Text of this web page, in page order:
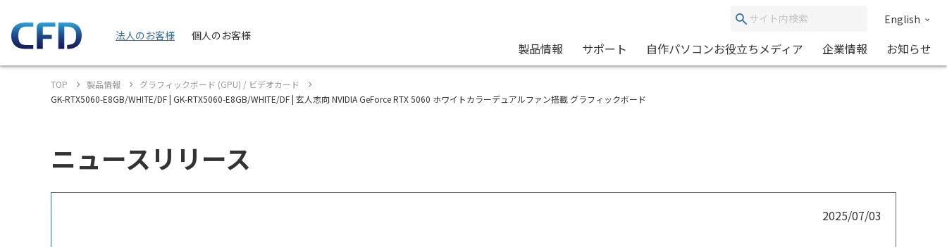
法人のお客様 個人のお客様
English
製品情報 サポート 自作パソコンお役立ちメディア 企業情報 お知らせ
TOP 製品情報
グラフィックボード (GPU) / ビデオカード
GK-RTX5060-E8GB/WHITE/DF | GK-RTX5060-E8GB/WHITE/DF | 玄人志向 NVIDIA GeForce RTX 5060 ホワイトカラーデュアルファン搭載 グラフィックボード
ニュースリリース
2025/07/03